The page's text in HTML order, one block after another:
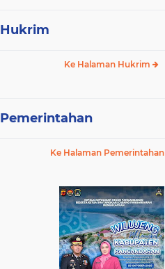
Hukrim
Ke Halaman Hukrim
Pemerintahan
Ke Halaman Pemerintahan